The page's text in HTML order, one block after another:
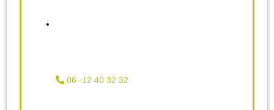
06 -12 40 32 32